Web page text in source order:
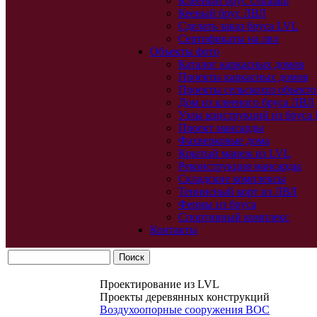
Кееный брус ЛВЛ
Сделать заказ бруса LVL
Сертификаты на лвл
Объекты фото
Каталог каркасных домов
Проекты каркасных домов
Проекты сельскохоз
Дом из клееного бруса ЛВЛ
Узлы конструкций из бруса
Проект мансарды
Фахверковые дома
Крытый манеж из LVL
Реконструкция мансарды
Складские комплексы
Теннисный корт из ЛВЛ
Фермы из бруса
Спортивный комплекс
Контакты
Проектирование из LVL
Проекты деревянных конструкций
Воздухоопорные сооружения ВОС